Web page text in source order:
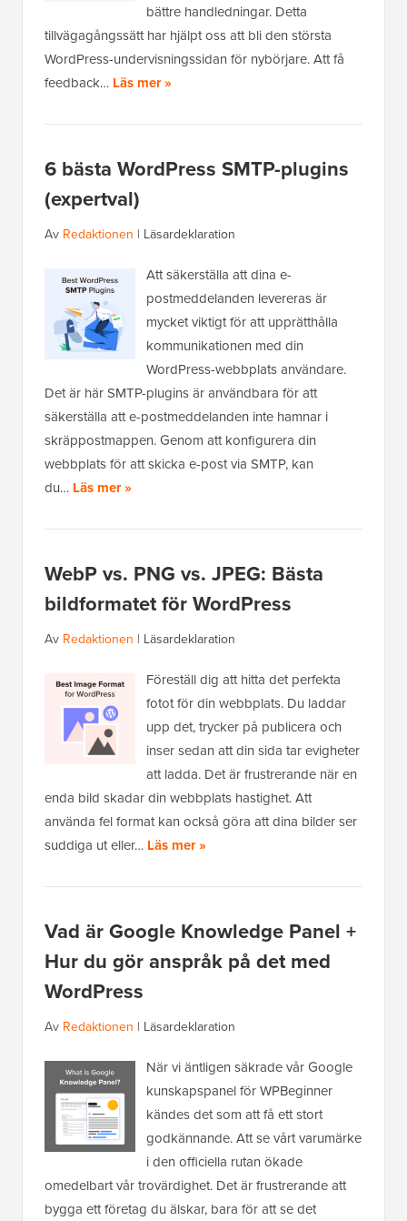
bättre handledningar. Detta
tillvägagångssätt har hjälpt oss att bli den största
WordPress-undervisningssidan för nybörjare. Att få
feedback… Läs mer »
6 bästa WordPress SMTP-plugins
(expertval)
Av Redaktionen | Läsardeklaration
Att säkerställa att dina e-
postmeddelanden levereras är
mycket viktigt för att upprätthålla
kommunikationen med din
WordPress-webbplats användare.
Det är här SMTP-plugins är användbara för att
säkerställa att e-postmeddelanden inte hamnar i
skräppostmappen. Genom att konfigurera din
webbplats för att skicka e-post via SMTP, kan
du… Läs mer »
WebP vs. PNG vs. JPEG: Bästa
bildformatet för WordPress
Av Redaktionen | Läsardeklaration
Föreställ dig att hitta det perfekta
fotot för din webbplats. Du laddar
upp det, trycker på publicera och
inser sedan att din sida tar evigheter
att ladda. Det är frustrerande när en
enda bild skadar din webbplats hastighet. Att
använda fel format kan också göra att dina bilder ser
suddiga ut eller… Läs mer »
Vad är Google Knowledge Panel +
Hur du gör anspråk på det med
WordPress
Av Redaktionen | Läsardeklaration
När vi äntligen säkrade vår Google
kunskapspanel för WPBeginner
kändes det som att få ett stort
godkännande. Att se vårt varumärke
i den officiella rutan ökade
omedelbart vår trovärdighet. Det är frustrerande att
bygga ett företag du älskar, bara för att se det